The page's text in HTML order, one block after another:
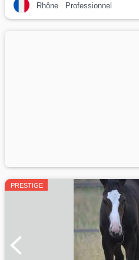
Rhône Professionnel
PRESTIGE